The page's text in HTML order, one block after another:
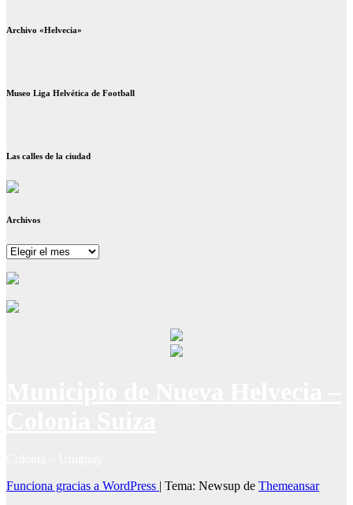
Archivo «Helvecia»
Museo Liga Helvética de Football
Las calles de la ciudad
Archivos
Archivos
Funciona gracias a WordPress | Tema: Newsup de Themeansar